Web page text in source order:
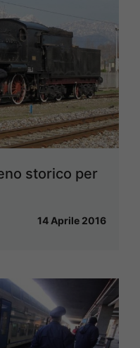
storico per
14 Aprile 2016